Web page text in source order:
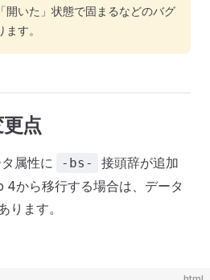
開いた」状態で固まるなどのバグ
す。
点
属性に -bs-
接頭辞が追加
4から移行する場合は、データ
ります。